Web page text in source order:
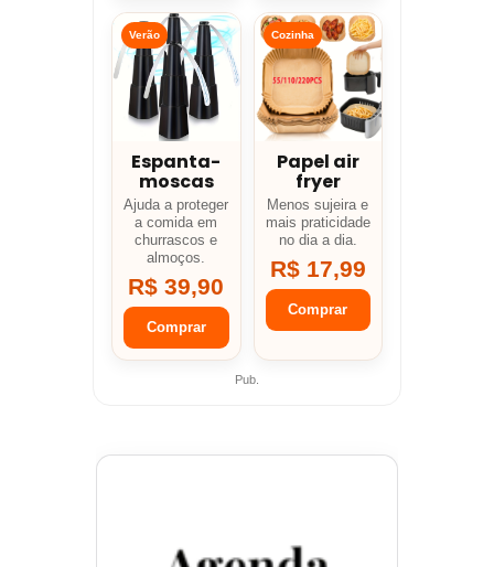
Verão
Espanta-
moscas
Ajuda a proteger
a comida em
churrascos e
almoços.
R$ 39,90
Comprar
Cozinha
Papel air
fryer
Menos sujeira e
mais praticidade
no dia a dia.
R$ 17,99
Comprar
Pub.